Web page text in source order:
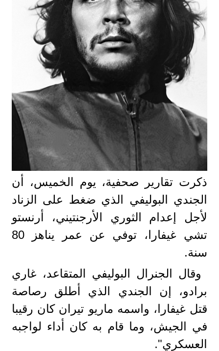
ذكرت تقارير صحفية، يوم الخميس، أن
الجندي البوليفي الذي ضغط على الزناد
لأجل إعدام الثوري الأرجنتيني، أرنستو
تشي غيفارا، توفي عن عمر يناهز 80
سنة.
وقال الجنرال البوليفي المتقاعد، غاري
برادو، إن الجندي الذي أطلق رصاصة
قتل غيفارا، واسمه ماريو تيران كان رقيبا
في الجيش، وما قام به كان أداء لواجبه
العسكري".